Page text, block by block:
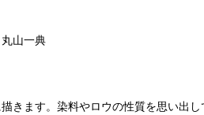
山一典
きます。染料やロウの性質を思い出し